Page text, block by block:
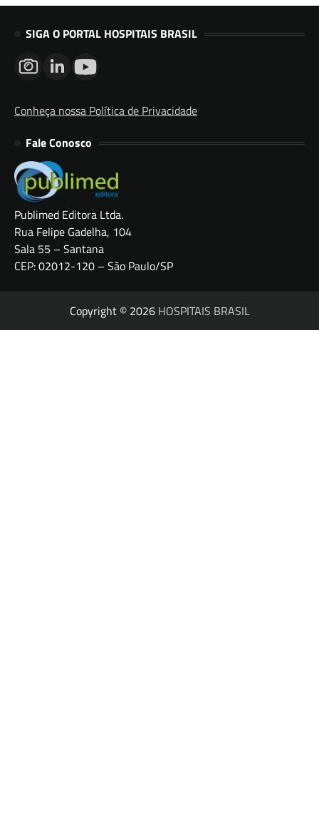
SIGA O PORTAL HOSPITAIS BRASIL
Conheça nossa Política de Privacidade
Fale Conosco
Publimed Editora Ltda.
Rua Felipe Gadelha, 104
Sala 55 – Santana
CEP: 02012-120 – São Paulo/SP
Copyright © 2026 HOSPITAIS BRASIL